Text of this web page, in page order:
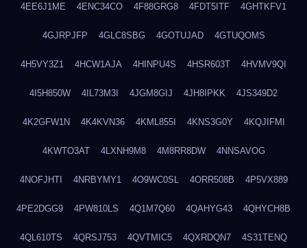
4EE6J1ME 4ENC34CO 4F88GRG8 4FDT5ITF 4GHTKFV1
4GJRPJFP 4GLC8SBG 4GOTUJAD 4GTUQOMS
4H5VY3Z1 4HCW1AJA 4HINPU4S 4HSR603T 4HVMV9QI
4I5H850W 4IL73M3I 4JGM8GIJ 4JH8IPKK 4JS349D2
4K2GFW1N 4K4KVN36 4KML855I 4KNS3G0Y 4KQJIFMI
4KWTO3AT 4LXNH9M8 4M8RR8DW 4NNSAVOG
4NOFJHTI 4NRBYMY1 4O9WC0SL 4ORR508B 4P5VX889
4PE2DGG9 4PW810LS 4Q1M7Q60 4QAHYG43 4QHYCH8B
4QL610TS 4QRSJ753 4QVTMIC5 4QXRDQN7 4S31TENQ